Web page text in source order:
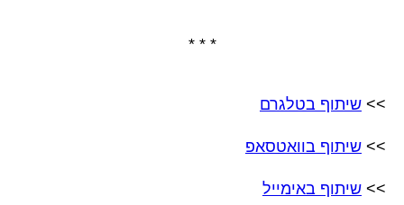
* * *
>> שיתוף בטלגרם
>> שיתוף בוואטסאפ
>> שיתוף באימייל